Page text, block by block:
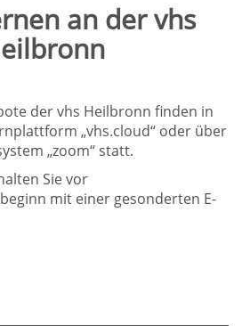
an der vhs
der vhs Heilbronn finden in
„vhs.cloud“ oder über
„zoom“ statt.
Sie vor
mit einer gesonderten E-